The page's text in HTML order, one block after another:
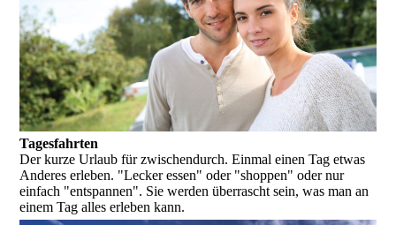
Tagesfahrten
Der kurze Urlaub für zwischendurch. Einmal einen Tag etwas
Anderes erleben. "Lecker essen" oder "shoppen" oder nur
einfach "entspannen". Sie werden überrascht sein, was man an
einem Tag alles erleben kann.